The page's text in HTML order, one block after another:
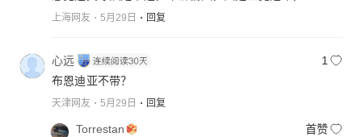
上海网友 5月29日 回复
心远
1
布恩迪亚不带？
天津网友 5月29日 回复
Torrestan
首赞